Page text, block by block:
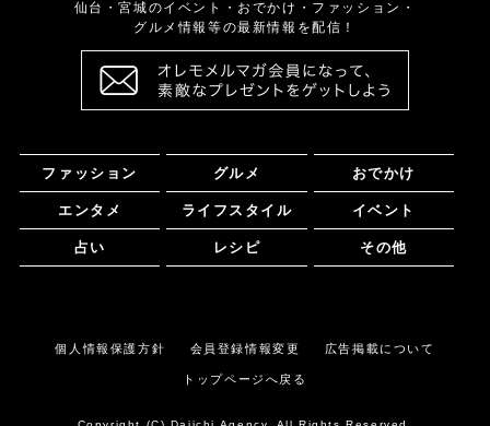
仙台・宮城のイベント・おでかけ・ファッション・
グルメ情報等の最新情報を配信！
ファッション グルメ おでかけ
エンタメ ライフスタイル イベント
占い レシピ その他
個人情報保護方針 会員登録情報変更 広告掲載について
トップページへ戻る